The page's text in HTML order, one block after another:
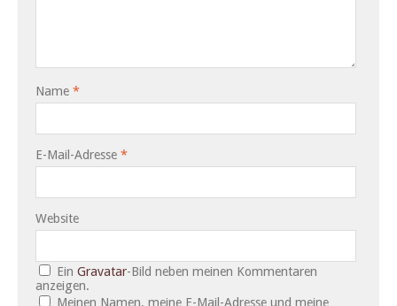
Name *
E-Mail-Adresse *
Website
EinGravatar-Bild neben meinen Kommentaren
anzeigen.
Meinen Namen, meine E-Mail-Adresse und meine